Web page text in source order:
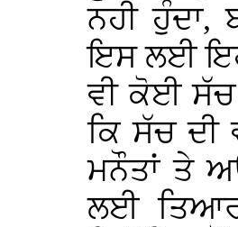
ਨਹੀ ਹੁੰਦਾ,
ਇਸ ਲਈ ਇਹ
ਵੀ ਕੋਈ ਸੱਚ
ਕਿ ਸੱਚ
ਮਨੌਤਾਂ ਤੇ
ਲਈ ਤਿਆਰ